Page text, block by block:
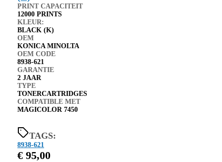
PRINT CAPACITEIT
12000 PRINTS
KLEUR:
BLACK (K)
OEM
KONICA MINOLTA
OEM CODE
8938-621
GARANTIE
2 JAAR
TYPE
TONERCARTRIDGES
COMPATIBLE MET
MAGICOLOR 7450
TAGS:
8938-621
€ 95,00